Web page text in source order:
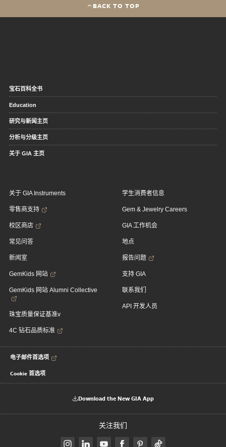
BACK TO TOP
宝石百科全书
Education
研究与新闻主页
分析与分级主页
关于 GIA 主页
关于 GIA Instruments
零售商支持
校区商店
常见问答
新闻室
GemKids 网站
GemKids 网站 Alumni Collective
珠宝质量保证基准v
4C 钻石品质标准
学生消费者信息
Gem & Jewelry Careers
GIA 工作机会
地点
报告问题
支持 GIA
联系我们
API 开发人员
电子邮件首选项
Cookie 首选项
Download the New GIA App
关注我们